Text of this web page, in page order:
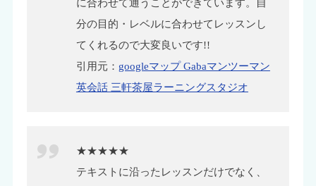
に合わせて通うことができています。自
分の目的・レベルに合わせてレッスンし
てくれるので大変良いです!!
引用元： googleマップ Gabaマンツーマン
英会話 三軒茶屋ラーニングスタジオ
★★★★★
テキストに沿ったレッスンだけでなく、